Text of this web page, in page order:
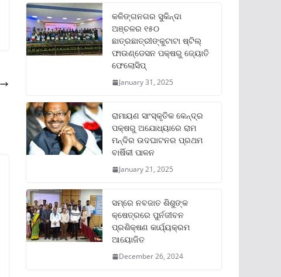
କଳିଙ୍ଗନଗର ସୁକିନ୍ଦା
ଅଞ୍ଚଳର ୧୫୦
ଛାତ୍ରଛାତ୍ରୀଙ୍କୁଟାଟା ଷ୍ଟିଲ୍
ଫାଉଣ୍ଡେସନ ପକ୍ଷରୁ ଜ୍ୟୋତି
ଫେଲୋସିପ୍‌
January 31, 2025
ରାମାୟଣ ସାଂସ୍କୃତିକ କେନ୍ଦ୍ର
ପକ୍ଷରୁ ଅଯୋଧ୍ୟାରେ ରାମ
ମନ୍ଦିର ଉଦଘାଟନର ପ୍ରଥମ
ବାର୍ଷିକୀ ପାଳନ
January 21, 2025
ସମ୍‌ରେ ନବଜାତ ଶିଶୁଙ୍କ
କ୍ଷେତ୍ରରେ ପୁର୍ନଜୀବନ
ପ୍ରଶିକ୍ଷଣ କାର୍ଯ୍ୟକ୍ରମ
ଆୟୋଜିତ
December 26, 2024